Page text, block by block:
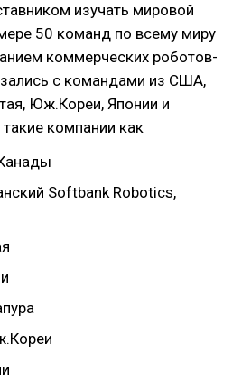
изучать мировой
50 команд по всему миру
коммерческих роботов-
с командами из США,
Юж.Кореи, Японии и
компании как
Softbank Robotics,